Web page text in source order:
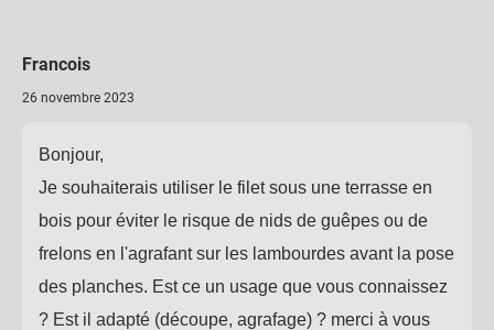
Francois
26 novembre 2023
Bonjour,
Je souhaiterais utiliser le filet sous une terrasse en
bois pour éviter le risque de nids de guêpes ou de
frelons en l'agrafant sur les lambourdes avant la pose
des planches. Est ce un usage que vous connaissez
? Est il adapté (découpe, agrafage) ? merci à vous